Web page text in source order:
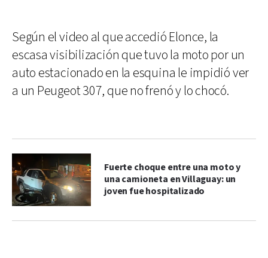
Según el video al que accedió Elonce, la
escasa visibilización que tuvo la moto por un
auto estacionado en la esquina le impidió ver
a un Peugeot 307, que no frenó y lo chocó.
Fuerte choque entre una moto y
una camioneta en Villaguay: un
joven fue hospitalizado